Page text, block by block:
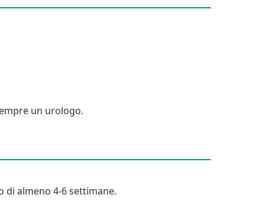
un urologo.
almeno 4-6 settimane.